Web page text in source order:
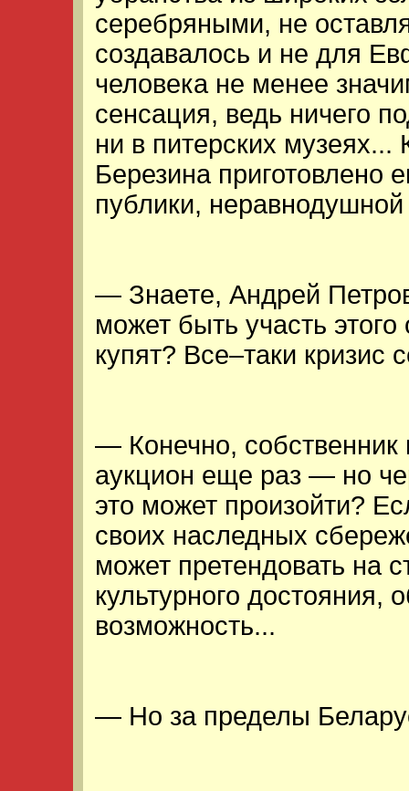
серебряными, не
создавалось и не для
человека не менее
сенсация, ведь ничего
ни в питерских музеях...
Березина приготовлено
публики,
— Знаете, Андрей
может быть участь
купят? Все–таки кризис
— Конечно, собственник
аукцион еще раз — но
это может произойти?
своих наследных
может претендовать на
культурного достояния,
возможность...
— Но за пределы